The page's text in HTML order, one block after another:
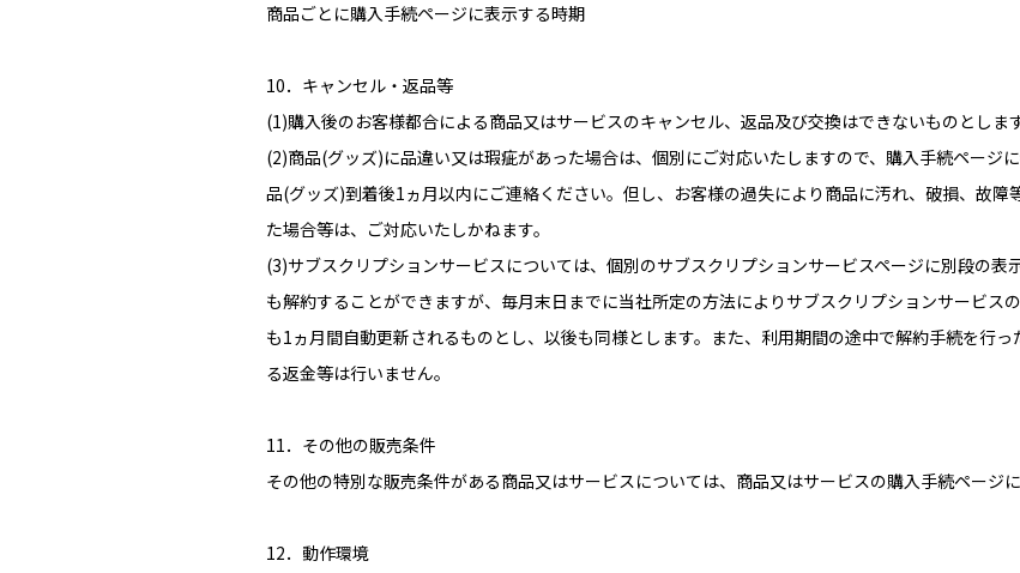
商品ごとに購入手続ページに表示する時期
10．キャンセル・返品等
(1)購入後のお客様都合による商品又はサービスのキャンセル、返品及び交換はできないものとします
(2)商品(グッズ)に品違い又は瑕疵があった場合は、個別にご対応いたしますので、購入手続ページ
品(グッズ)到着後1ヵ月以内にご連絡ください。但し、お客様の過失により商品に汚れ、破損、故
た場合等は、ご対応いたしかねます。
(3)サブスクリプションサービスについては、個別のサブスクリプションサービスページに別段の表
も解約することができますが、毎月末日までに当社所定の方法によりサブスクリプションサービス
も1ヵ月間自動更新されるものとし、以後も同様とします。また、利用期間の途中で解約手続を行
る返金等は行いません。
11．その他の販売条件
その他の特別な販売条件がある商品又はサービスについては、商品又はサービスの購入手続ページ
12．動作環境